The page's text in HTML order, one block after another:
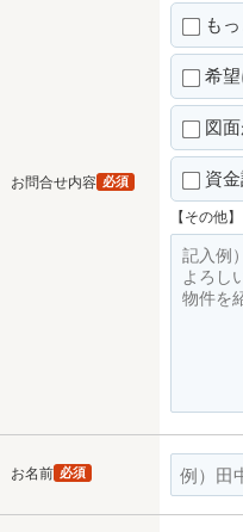
お問合せ内容 必須
も
希
図
資
【その他】
お名前 必須